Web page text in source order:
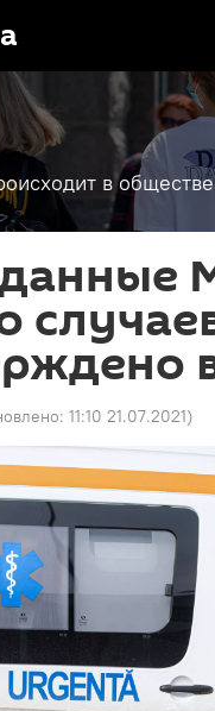
в
11:10 21.07.2021)